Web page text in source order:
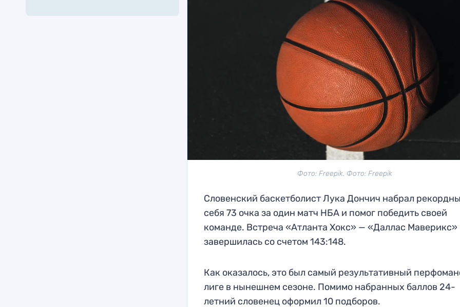
Фото: Freepik. Фото: Freepik
Словенский баскетболист Лука Дончич набрал
себя 73 очка за один матч НБА и помог победить своей
команде. Встреча «Атланта Хокс» — «Даллас Маверикс»
завершилась со счетом 143:148.
Как оказалось, это был самый результативный
лиге в нынешнем сезоне. Помимо набранных баллов 24-
летний словенец оформил 10 подборов.